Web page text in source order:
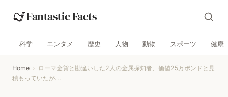
Fantastic Facts
科学 エンタメ 歴史 人物 動物 スポーツ 健康
Home › ローマ金貨と勘違いした2人の金属探知者、価値25万ポンドと見
積もっていたが...